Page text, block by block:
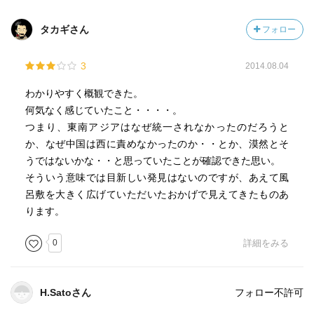
タカギさん フォロー
3 2014.08.04
わかりやすく概観できた。
何気なく感じていたこと・・・・。
つまり、東南アジアはなぜ統一されなかったのだろうと
か、なぜ中国は西に責めなかったのか・・とか、漠然とそ
うではないかな・・と思っていたことが確認できた思い。
そういう意味では目新しい発見はないのですが、あえて風
呂敷を大きく広げていただいたおかげで見えてきたものあ
ります。
0 詳細をみる
H.Satoさん フォロー不許可